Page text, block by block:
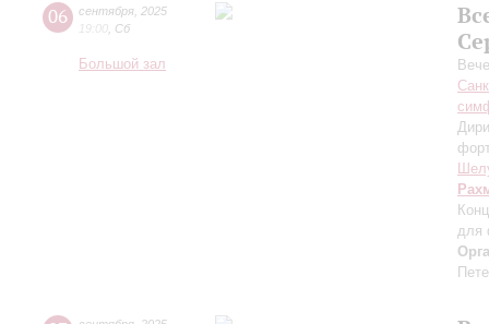
06 сентября 2025
19:00 Сб
Большой зал
для